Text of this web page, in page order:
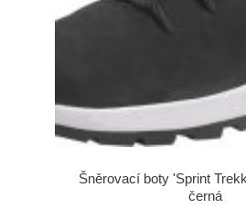
Šněrovací boty 'Sprint
černá